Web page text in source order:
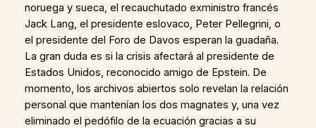
noruega y sueca, el recauchutado exministro francés
Jack Lang, el presidente eslovaco, Peter Pellegrini, o
el presidente del Foro de Davos esperan la guadaña.
La gran duda es si la crisis afectará al presidente de
Estados Unidos, reconocido amigo de Epstein. De
momento, los archivos abiertos solo revelan la relación
personal que mantenían los dos magnates y, una vez
eliminado el pedófilo de la ecuación gracias a su